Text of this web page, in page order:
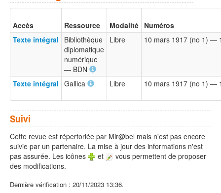
Accès Ressource Modalité Numéros
Texte intégral
Bibliothèque
diplomatique
numérique
— BDN
Libre 10 mars 1917 (no 1) —
Texte intégral Gallica Libre 10 mars 1917 (no 1) —
Suivi
Cette revue est répertoriée par Mir@bel mais n'est pas encore
suivie par un partenaire. La mise à jour des informations n'est
pas assurée. Les icônes
et
vous permettent de proposer
des modifications.
Dernière vérification : 20/11/2023 13:36.